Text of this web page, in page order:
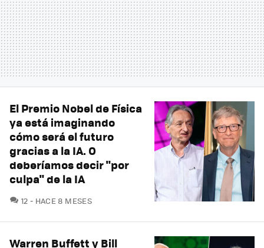
El Premio Nobel de Física
ya está imaginando
cómo será el futuro
gracias a la IA. O
deberíamos decir "por
culpa" de la IA
12 COMENTARIOS
HACE 8 MESES
Warren Buffett y Bill